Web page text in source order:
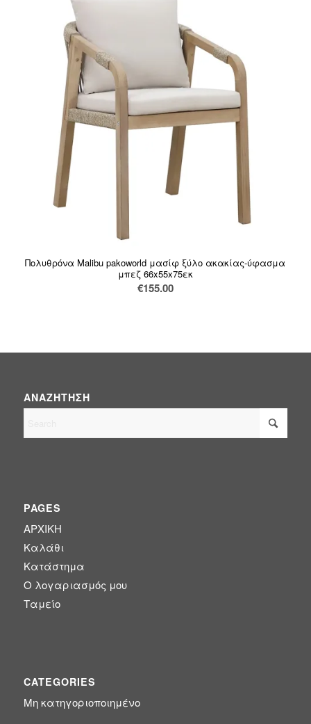
Πολυθρόνα Malibu pakoworld μασίφ ξύλο ακακίας-ύφασμα
μπεζ 66x55x75εκ
€155.00
ΑΝΑΖΉΤΗΣΗ
PAGES
ΑΡΧΙΚΗ
Καλάθι
Κατάστημα
Ο λογαριασμός μου
Ταμείο
CATEGORIES
Μη κατηγοριοποιημένο